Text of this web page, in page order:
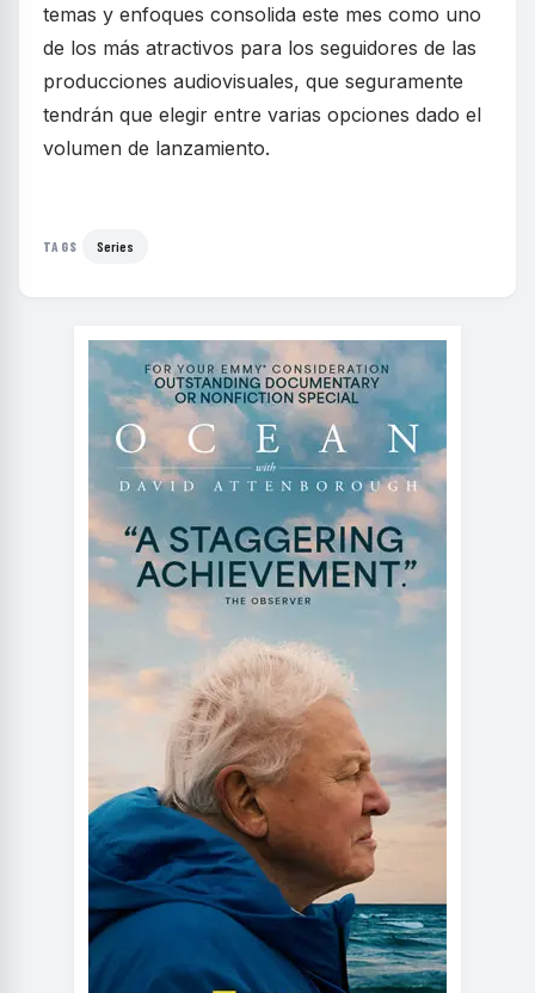
temas y enfoques consolida este mes como uno
de los más atractivos para los seguidores de las
producciones audiovisuales, que seguramente
tendrán que elegir entre varias opciones dado el
volumen de lanzamiento.
TAGS Series